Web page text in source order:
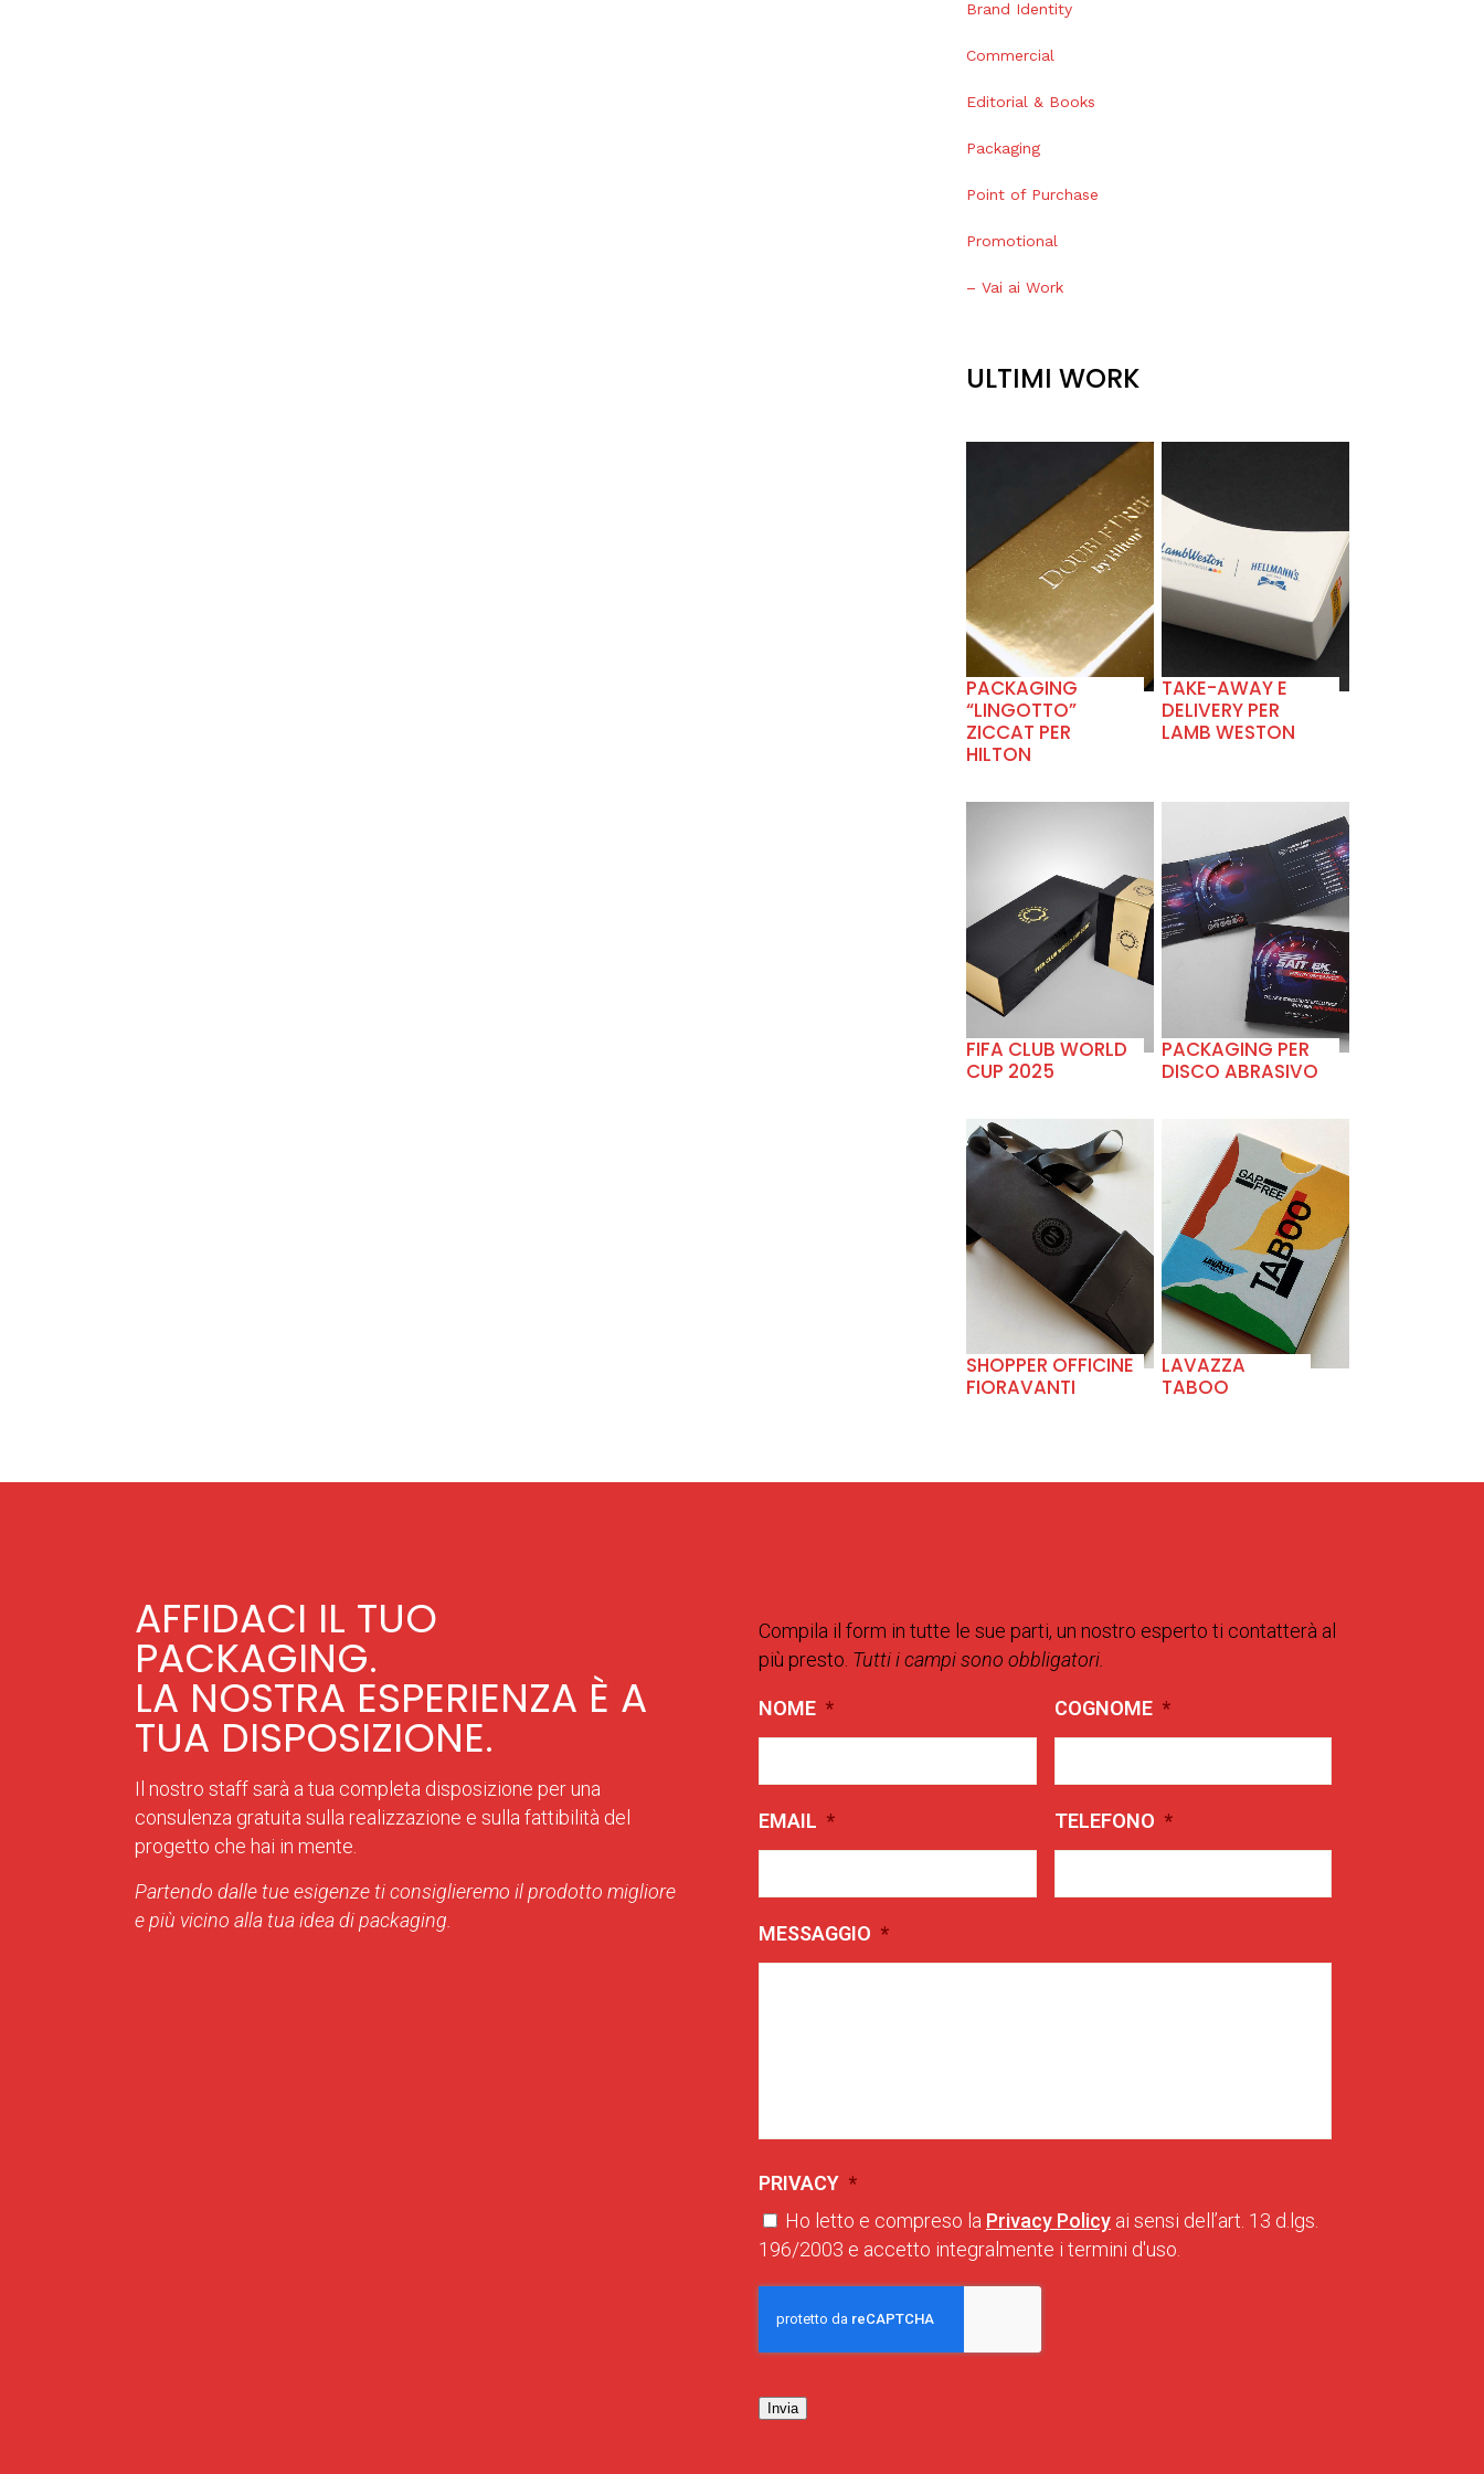
Brand Identity
Commercial
Editorial & Books
Packaging
Point of Purchase
Promotional
– Vai ai Work
ULTIMI WORK
PACKAGING
“LINGOTTO”
ZICCAT PER
HILTON
+
TAKE-AWAY E
DELIVERY PER
LAMB WESTON
FIFA CLUB WORLD
CUP 2025
+
PACKAGING PER
DISCO ABRASIVO
SHOPPER OFFICINE
FIORAVANTI
+
LAVAZZA
TABOO
AFFIDACI IL TUO
PACKAGING.
LA NOSTRA ESPERIENZA È A
TUA DISPOSIZIONE.
Il nostro staff sarà a tua completa disposizione per una
consulenza gratuita sulla realizzazione e sulla fattibilità del
progetto che hai in mente.
Partendo dalle tue esigenze ti consiglieremo il prodotto migliore
e più vicino alla tua idea di packaging.
Compila il form in tutte le sue parti, un nostro esperto ti contatterà al
più presto. Tutti i campi sono obbligatori.
NOME * COGNOME *
EMAIL * TELEFONO *
MESSAGGIO *
PRIVACY *
Ho letto e compreso la Privacy Policy ai sensi dell’art. 13 d.lgs.
196/2003 e accetto integralmente i termini d'uso.
Invia